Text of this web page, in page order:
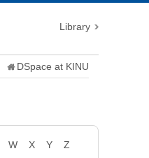
Library
DSpace at KINU
W X Y
Z